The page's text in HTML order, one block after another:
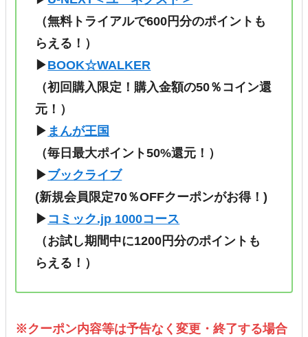
（無料トライアルで600円分のポイントも
らえる！）
▶BOOK☆WALKER
（初回購入限定！購入金額の50％コイン還
元！）
▶ まんが王国
（毎日最大ポイント50%還元！）
▶ブックライブ
(新規会員限定70％OFFクーポンがお得！)
▶ コミック.jp 1000コース
（お試し期間中に1200円分のポイントも
らえる！ ）
※クーポン内容等は予告なく変更・終了する場合